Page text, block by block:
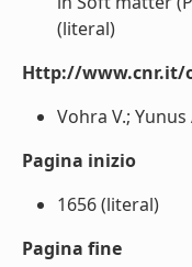
(literal)
Http://www.cnr.it/
Vohra V.;
Pagina inizio
1656 (literal)
Pagina fine